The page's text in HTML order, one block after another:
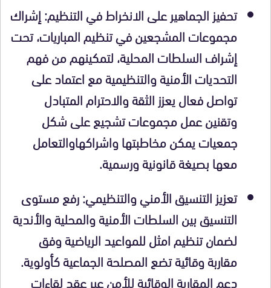
تحفيز الجماهير على الانخراط في التنظيم: إشراك
مجموعات المشجعين في تنظيم المباريات، تحت
إشراف السلطات المحلية، لتمكينهم من فهم
التحديات الأمنية والتنظيمية مع اعتماد على
تواصل فعال يعزز الثقة والاحترام المتبادل
وتقنين عمل مجموعات تشجيع على شكل
جمعيات يمكن مخاطبتها واشراكهاوالتعامل
معها بصيغة قانونية ورسمية.
تعزيز التنسيق الأمني والتنظيمي: رفع مستوى
التنسيق بين السلطات الأمنية والمحلية والأندية
لضمان تنظيم امثل للمواعيد الرياضية وفق
مقاربة وقائية تضع المصلحة الجماعية كأولوية.
دعم المقاربة الوقائية للأمن عبر عقد لقاءات